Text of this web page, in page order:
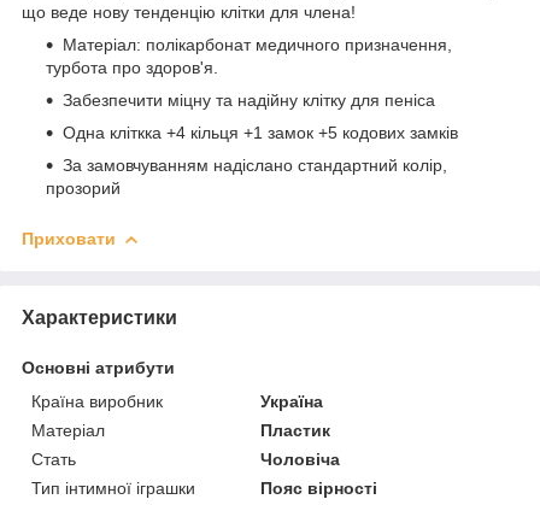
що веде нову тенденцію клітки для члена!
Матеріал: полікарбонат медичного призначення,
турбота про здоров'я.
Забезпечити міцну та надійну клітку для пеніса
Одна кліткка +4 кільця +1 замок +5 кодових замків
За замовчуванням надіслано стандартний колір,
прозорий
Приховати
Характеристики
Основні атрибути
Країна виробник
Україна
Матеріал
Пластик
Стать
Чоловіча
Тип інтимної іграшки
Пояс вірності